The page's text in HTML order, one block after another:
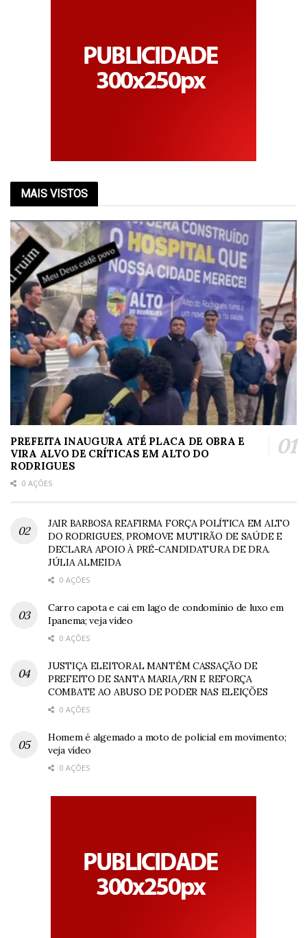
MAIS VISTOS
PREFEITA INAUGURA ATÉ PLACA DE OBRA E
VIRA ALVO DE CRÍTICAS EM ALTO DO
RODRIGUES
0 AÇÕES
JAIR BARBOSA REAFIRMA FORÇA POLÍTICA EM ALTO
DO RODRIGUES, PROMOVE MUTIRÃO DE SAÚDE E
DECLARA APOIO À PRÉ-CANDIDATURA DE DRA.
JÚLIA ALMEIDA
0 AÇÕES
Carro capota e cai em lago de condomínio de luxo em
Ipanema; veja vídeo
0 AÇÕES
JUSTIÇA ELEITORAL MANTÉM CASSAÇÃO DE
PREFEITO DE SANTA MARIA/RN E REFORÇA
COMBATE AO ABUSO DE PODER NAS ELEIÇÕES
0 AÇÕES
Homem é algemado a moto de policial em movimento;
veja vídeo
0 AÇÕES